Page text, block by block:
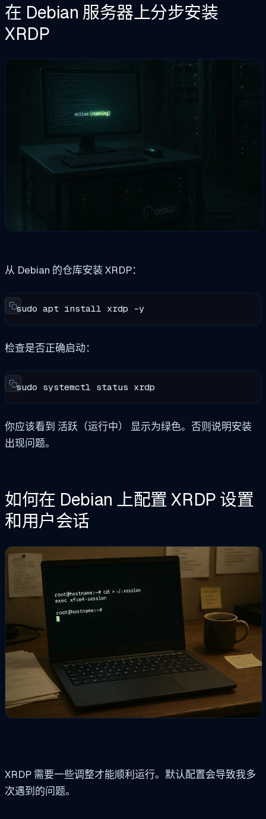
在 Debian 服务器上分步安装
XRDP
从 Debian 的仓库安装 XRDP：
sudo apt install xrdp -y
检查是否正确启动：
sudo systemctl status xrdp
你应该看到 活跃（运行中）
显示为绿色。否则说明安装
出现问题。
如何在 Debian 上配置 XRDP 设置
和用户会话
XRDP 需要一些调整才能顺利运行。默认配置会导致我多
次遇到的问题。